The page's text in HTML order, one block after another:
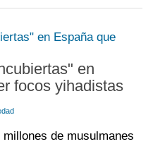
en
focos yihadistas
de musulmanes